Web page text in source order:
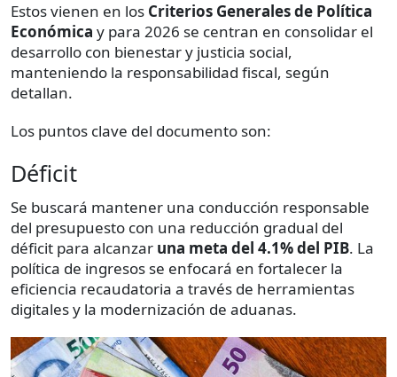
Estos vienen en los Criterios Generales de Política
Económica y para 2026 se centran en consolidar el
desarrollo con bienestar y justicia social,
manteniendo la responsabilidad fiscal, según
detallan.
Los puntos clave del documento son:
Déficit
Se buscará mantener una conducción responsable
del presupuesto con una reducción gradual del
déficit para alcanzar una meta del 4.1% del PIB. La
política de ingresos se enfocará en fortalecer la
eficiencia recaudatoria a través de herramientas
digitales y la modernización de aduanas.